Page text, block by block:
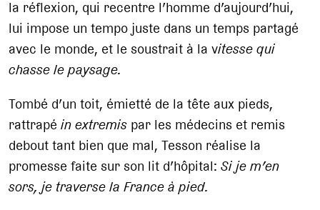
la réflexion, qui recentre l’homme d’aujourd’hui,
lui impose un tempo juste dans un temps partagé
avec le monde, et le soustrait à la vitesse qui
chasse le paysage.
Tombé d’un toit, émietté de la tête aux pieds,
rattrapéin extremis par les médecins et remis
debout tant bien que mal, Tesson réalise la
promesse faite sur son lit d’hôpital:Si je m’en
sors, je traverse la France à pied.